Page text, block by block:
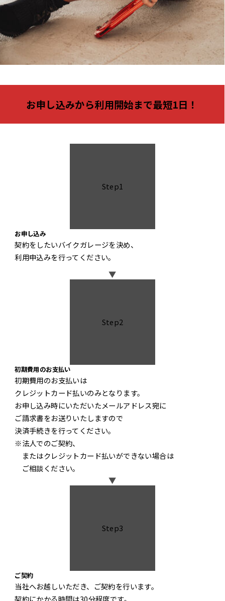
お申し込みから利用開始まで最短1日！
Step1
お申し込み
契約をしたいバイクガレージを決め、
利用申込みを行ってください。
▼
Step2
初期費用のお支払い
初期費用のお支払いは
クレジットカード払いのみとなります。
お申し込み時にいただいたメールアドレス宛に
ご請求書をお送りいたしますので
決済手続きを行ってください。
※法人でのご契約、
またはクレジットカード払いができない場合は
ご相談ください。
▼
Step3
ご契約
当社へお越しいただき、ご契約を行います。
契約にかかる時間は30分程度です。